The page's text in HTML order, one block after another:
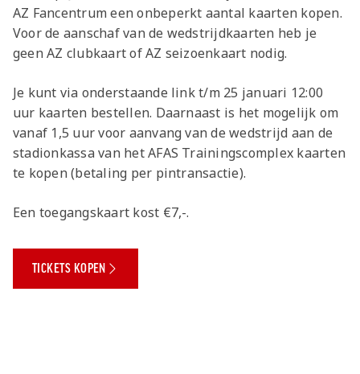
Jong AZ
Seizoenkaart
AZ Fancentrum een onbeperkt aantal kaarten kopen.
Voor de aanschaf van de wedstrijdkaarten heb je
geen AZ clubkaart of AZ seizoenkaart nodig.
Je kunt via onderstaande link t/m 25 januari 12:00
uur kaarten bestellen. Daarnaast is het mogelijk om
vanaf 1,5 uur voor aanvang van de wedstrijd aan de
stadionkassa van het AFAS Trainingscomplex kaarten
te kopen (betaling per pintransactie).
Een toegangskaart kost €7,-.
TICKETS KOPEN